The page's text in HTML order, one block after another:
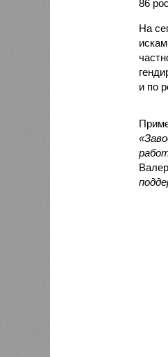
86
На
и по